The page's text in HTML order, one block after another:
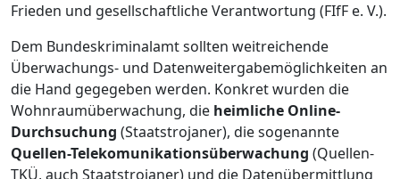
Frieden und gesellschaftliche Verantwortung (FIfF e. V.).
Dem Bundeskriminalamt sollten weitreichende
Überwachungs- und Datenweitergabemöglichkeiten an
die Hand gegegeben werden. Konkret wurden die
Wohnraumüberwachung, die heimliche Online-
Durchsuchung (Staatstrojaner), die sogenannte
Quellen-Telekomunikationsüberwachung (Quellen-
TKÜ, auch Staatstrojaner) und die Datenübermittlung